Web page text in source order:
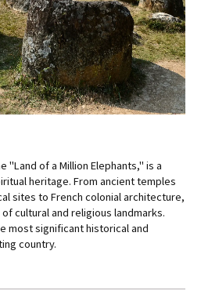
of a Million Elephants," is a
heritage. From ancient temples
sites to French colonial architecture,
cultural and religious landmarks.
most significant historical and
country.